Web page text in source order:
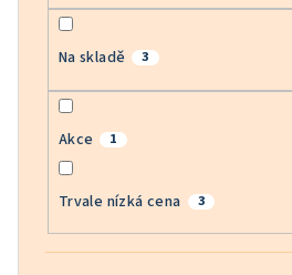
Na skladě 3
Akce 1
Trvale nízká cena 3